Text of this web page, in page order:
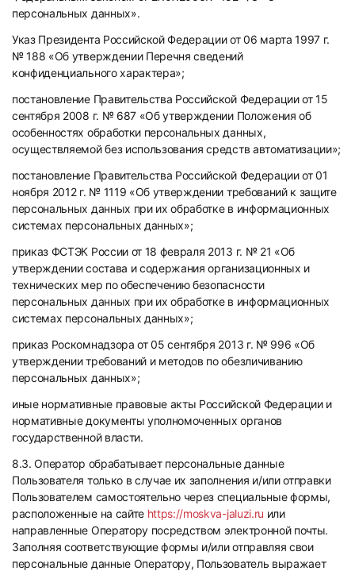
персональных данных».
Указ Президента Российской Федерации от 06 марта 1997 г.
№ 188 «Об утверждении Перечня сведений
конфиденциального характера»;
постановление Правительства Российской Федерации от 15
сентября 2008 г. № 687 «Об утверждении Положения об
особенностях обработки персональных данных,
осуществляемой без использования средств автоматизации»;
постановление Правительства Российской Федерации от 01
ноября 2012 г. № 1119 «Об утверждении требований к защите
персональных данных при их обработке в информационных
системах персональных данных»;
приказ ФСТЭК России от 18 февраля 2013 г. № 21 «Об
утверждении состава и содержания организационных и
технических мер по обеспечению безопасности
персональных данных при их обработке в информационных
системах персональных данных»;
приказ Роскомнадзора от 05 сентября 2013 г. № 996 «Об
утверждении требований и методов по обезличиванию
персональных данных»;
иные нормативные правовые акты Российской Федерации и
нормативные документы уполномоченных органов
государственной власти.
8.3. Оператор обрабатывает персональные данные
Пользователя только в случае их заполнения и/или отправки
Пользователем самостоятельно через специальные формы,
расположенные на сайте https://moskva-jaluzi.ru или
направленные Оператору посредством электронной почты.
Заполняя соответствующие формы и/или отправляя свои
персональные данные Оператору, Пользователь выражает